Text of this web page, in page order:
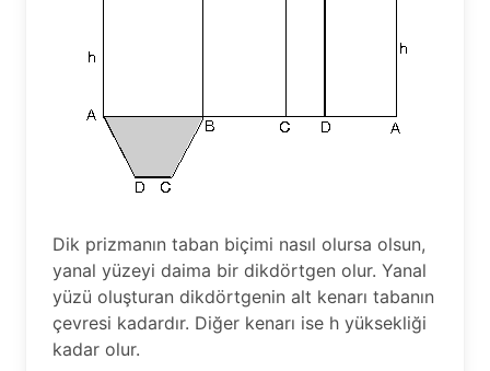
Dik prizmanın taban biçimi nasıl olursa olsun,
yanal yüzeyi daima bir dikdörtgen olur. Yanal
yüzü oluşturan dikdörtgenin alt kenarı tabanın
çevresi kadardır. Diğer kenarı ise h yüksekliği
kadar olur.